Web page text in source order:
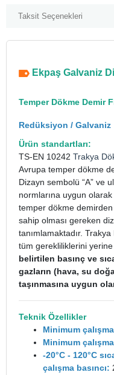
Taksit Seçenekleri
Ekpaş Galvaniz
Temper Dökme Demir
Redüksiyon / Galvaniz
Ürün standartları:
TS-EN 10242 Trakya
Avrupa temper dökme
Dizayn sembolü “A” ve
normlarına uygun
temper dökme
sahip olması gereken
tanımlamaktadır.
tüm gerekliliklerini
belirtilen basınç ve
gazların (hava, su
taşınmasına uygun
Teknik Özellikler
Minimum çalışma
Minimum
-20°C - 120°C
çalışma basıncı: